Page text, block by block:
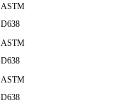
ASTM
D638
ASTM
D638
ASTM
D638